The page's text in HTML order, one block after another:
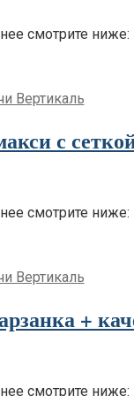
смотрите ниже:
Вертикаль
с
смотрите ниже:
Вертикаль
+
смотрите ниже: